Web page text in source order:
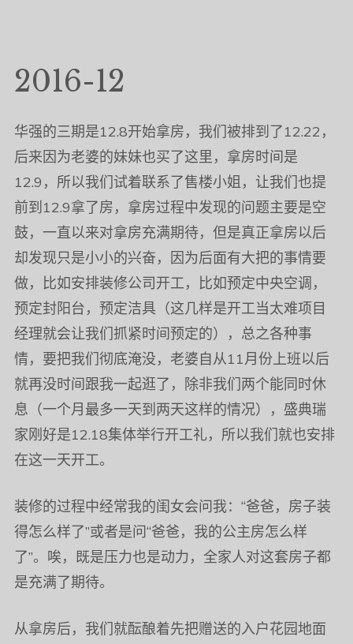
2016-12
华强的三期是12.8开始拿房，我们被排到了12.22，
后来因为老婆的妹妹也买了这里，拿房时间是
12.9，所以我们试着联系了售楼小姐，让我们也提
前到12.9拿了房，拿房过程中发现的问题主要是空
鼓，一直以来对拿房充满期待，但是真正拿房以后
却发现只是小小的兴奋，因为后面有大把的事情要
做，比如安排装修公司开工，比如预定中央空调，
预定封阳台，预定洁具（这几样是开工当太难项目
经理就会让我们抓紧时间预定的），总之各种事
情，要把我们彻底淹没，老婆自从11月份上班以后
就再没时间跟我一起逛了，除非我们两个能同时休
息（一个月最多一天到两天这样的情况），盛典瑞
家刚好是12.18集体举行开工礼，所以我们就也安排
在这一天开工。
装修的过程中经常我的闺女会问我：“爸爸，房子装
得怎么样了”或者是问“爸爸，我的公主房怎么样
了”。唉，既是压力也是动力，全家人对这套房子都
是充满了期待。
从拿房后，我们就酝酿着先把赠送的入户花园地面